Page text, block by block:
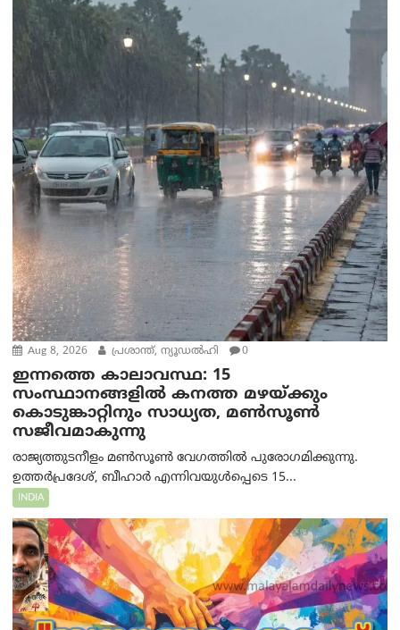
Aug 8, 2026 പ്രശാന്ത്, ന്യൂഡല്‍ഹി 0
ഇന്നത്തെ കാലാവസ്ഥ: 15
സംസ്ഥാനങ്ങളിൽ കനത്ത മഴയ്ക്കും
കൊടുങ്കാറ്റിനും സാധ്യത, മൺസൂൺ
സജീവമാകുന്നു
രാജ്യത്തുടനീളം മൺസൂൺ വേഗത്തിൽ പുരോഗമിക്കുന്നു.
ഉത്തർപ്രദേശ്, ബീഹാർ എന്നിവയുൾപ്പെടെ 15...
INDIA